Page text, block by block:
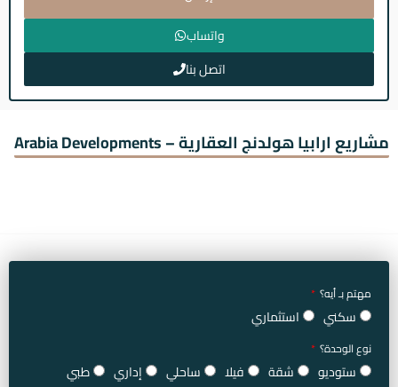
واتساب
اتصل بنا
مشاريع ارابيا هولدنج العقارية – Arabia Developments
مهتم بـ أيه؟
سكني استثماري
نوع الوحدة؟
ستوديو شقة فيلا ساحلي إداري طبي